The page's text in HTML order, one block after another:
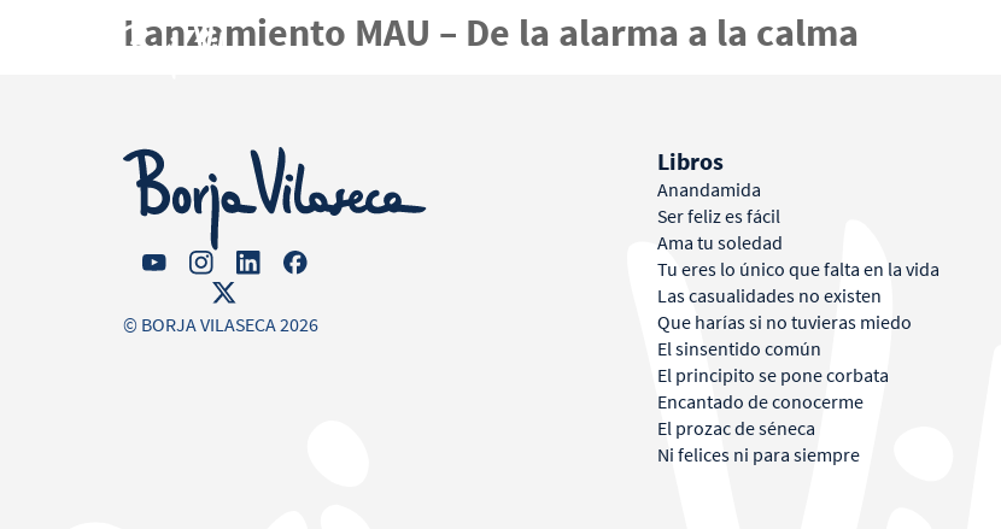
Agenda Mi historia Libros Conferencias
Lanzamiento MAU – De la alarma a la calma
© BORJA VILASECA 2026
Libros
Anandamida
Ser feliz es fácil
Ama tu soledad
Tu eres lo único que falta en la vida
Las casualidades no existen
Que harías si no tuvieras miedo
El sinsentido común
El principito se pone corbata
Encantado de conocerme
El prozac de séneca
Ni felices ni para siempre